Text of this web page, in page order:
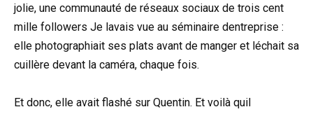
jolie, une communauté de réseaux sociaux de trois cent
mille followers Je lavais vue au séminaire dentreprise :
elle photographiait ses plats avant de manger et léchait sa
cuillère devant la caméra, chaque fois.
Et donc, elle avait flashé sur Quentin. Et voilà quil